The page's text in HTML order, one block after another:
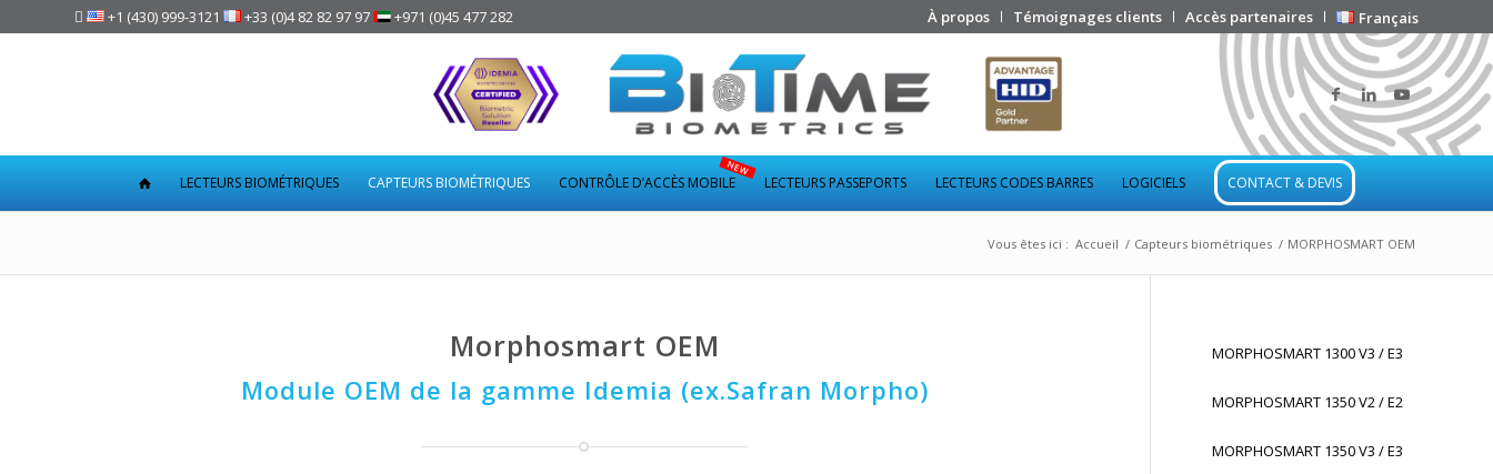
À propos Témoignages clients Accès partenaires Français
 +1 (430) 999-3121 +33 (0)4 82 82 97 97 +971 (0)45 477 282
LECTEURS BIOMÉTRIQUES CAPTEURS BIOMÉTRIQUES CONTRÔLE D’ACCÈS MOBILE LECTEURS PASSEPORTS LECTEURS CODES BARRES LOGICIELS CONTACT & DEVIS
Vous êtes ici : Accueil / Capteurs biométriques / MORPHOSMART OEM
Morphosmart OEM
Module OEM de la gamme Idemia (ex.Safran Morpho)
MORPHOSMART 1300 V3 / E3
MORPHOSMART 1350 V2 / E2
MORPHOSMART 1350 V3 / E3